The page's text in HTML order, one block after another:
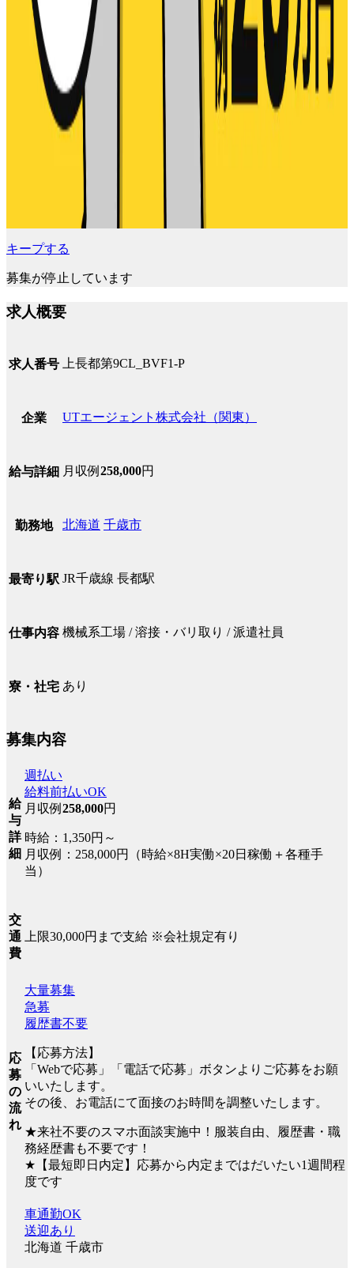
キープする
募集が停止しています
求人概要
求人番号 上長都第9CL_BVF1-P
企業 UTエージェント株式会社（関東）
給与詳細 月収例 258,000円
勤務地 北海道 千歳市
最寄り駅 JR千歳線 長都駅
仕事内容 機械系工場 / 溶接・バリ取り / 派遣社員
寮・社宅 あり
募集内容
給
与
詳
細
週払い
給料前払いOK
月収例 258,000円
時給：1,350円～
月収例：258,000円（時給×8H実働×20日稼働＋各種手
当）
交
通
費
上限30,000円まで支給 ※会社規定有り
応
募
の
流
れ
大量募集
急募
履歴書不要
【応募方法】
「Webで応募」「電話で応募」ボタンよりご応募をお願
いいたします。
その後、お電話にて面接のお時間を調整いたします。
★来社不要のスマホ面談実施中！服装自由、履歴書・職
務経歴書も不要です！
★【最短即日内定】応募から内定まではだいたい1週間程
度です
車通勤OK
送迎あり
北海道 千歳市